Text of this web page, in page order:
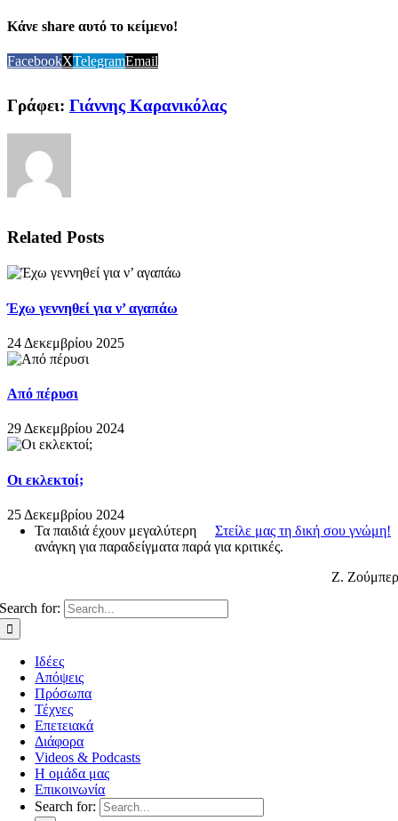
Κάνε share αυτό το κείμενο!
FacebookXTelegramEmail
Γράφει: Γιάννης Καρανικόλας
Related Posts
Έχω γεννηθεί για ν’ αγαπάω
24 Δεκεμβρίου 2025
Από πέρυσι
29 Δεκεμβρίου 2024
Οι εκλεκτοί;
25 Δεκεμβρίου 2024
Στείλε μας τη δική σου γνώμη!
Τα παιδιά έχουν μεγαλύτερη
ανάγκη για παραδείγματα παρά για κριτικές.
Ζ. Ζούμπερ
Search for:
Ιδέες
Απόψεις
Πρόσωπα
Τέχνες
Επετειακά
Διάφορα
Videos & Podcasts
Η ομάδα μας
Επικοινωνία
Search for: